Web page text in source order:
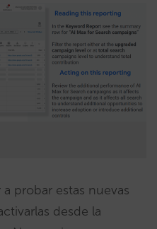
probar estas nuevas
desde la